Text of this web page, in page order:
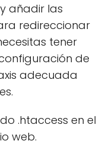
añadir las
redireccionar
tener
de
adecuada
.htaccess en el
web.